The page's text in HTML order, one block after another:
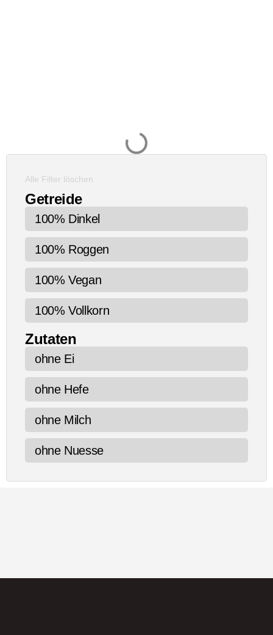
Alle Filter löschen
Getreide
100% Dinkel
100% Roggen
100% Vegan
100% Vollkorn
Zutaten
ohne Ei
ohne Hefe
ohne Milch
ohne Nuesse